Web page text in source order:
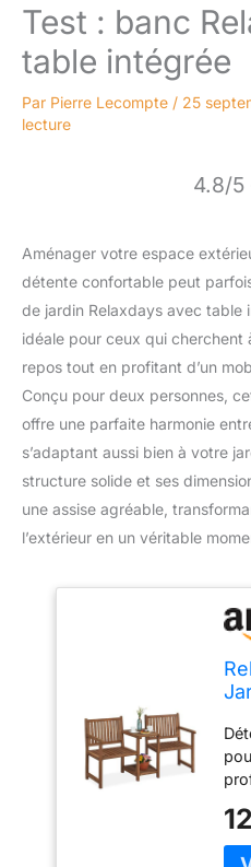
Test : banc
table intégrée
Par Pierre Lecompte / 25
lecture
4.8/5
Aménager votre espace
détente confortable peut
de jardin Relaxdays avec table
idéale pour ceux qui cherchent
repos tout en profitant d’un
Conçu pour deux personnes,
offre une parfaite harmonie
s’adaptant aussi bien à votre
structure solide et ses
une assise agréable,
l’extérieur en un véritable